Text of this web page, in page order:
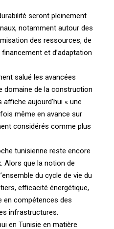
seront pleinement
notamment autour des
des ressources, de
et d’adaptation
salué les avancées
domaine de la construction
aujourd’hui « une
même en avance sur
considérés comme plus
tunisienne reste encore
Alors que la notion de
du cycle de vie du
efficacité énergétique,
en compétences des
infrastructures.
en Tunisie en matière